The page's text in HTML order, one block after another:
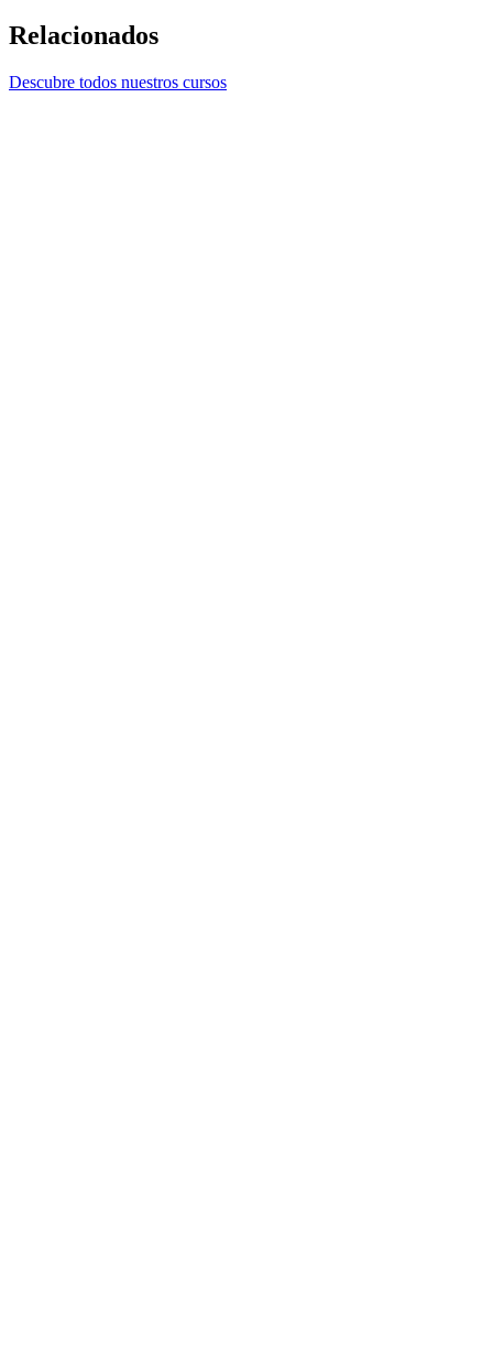
Relacionados
Descubre todos nuestros cursos